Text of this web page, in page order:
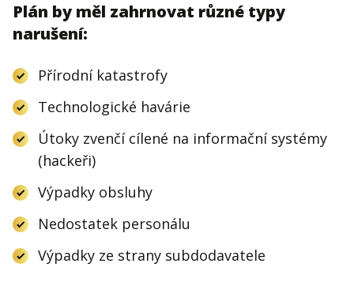
Plán by měl zahrnovat různé typy
narušení:
Přírodní katastrofy
Technologické havárie
Útoky zvenčí cílené na informační systémy
(hackeři)
Výpadky obsluhy
Nedostatek personálu
Výpadky ze strany subdodavatele